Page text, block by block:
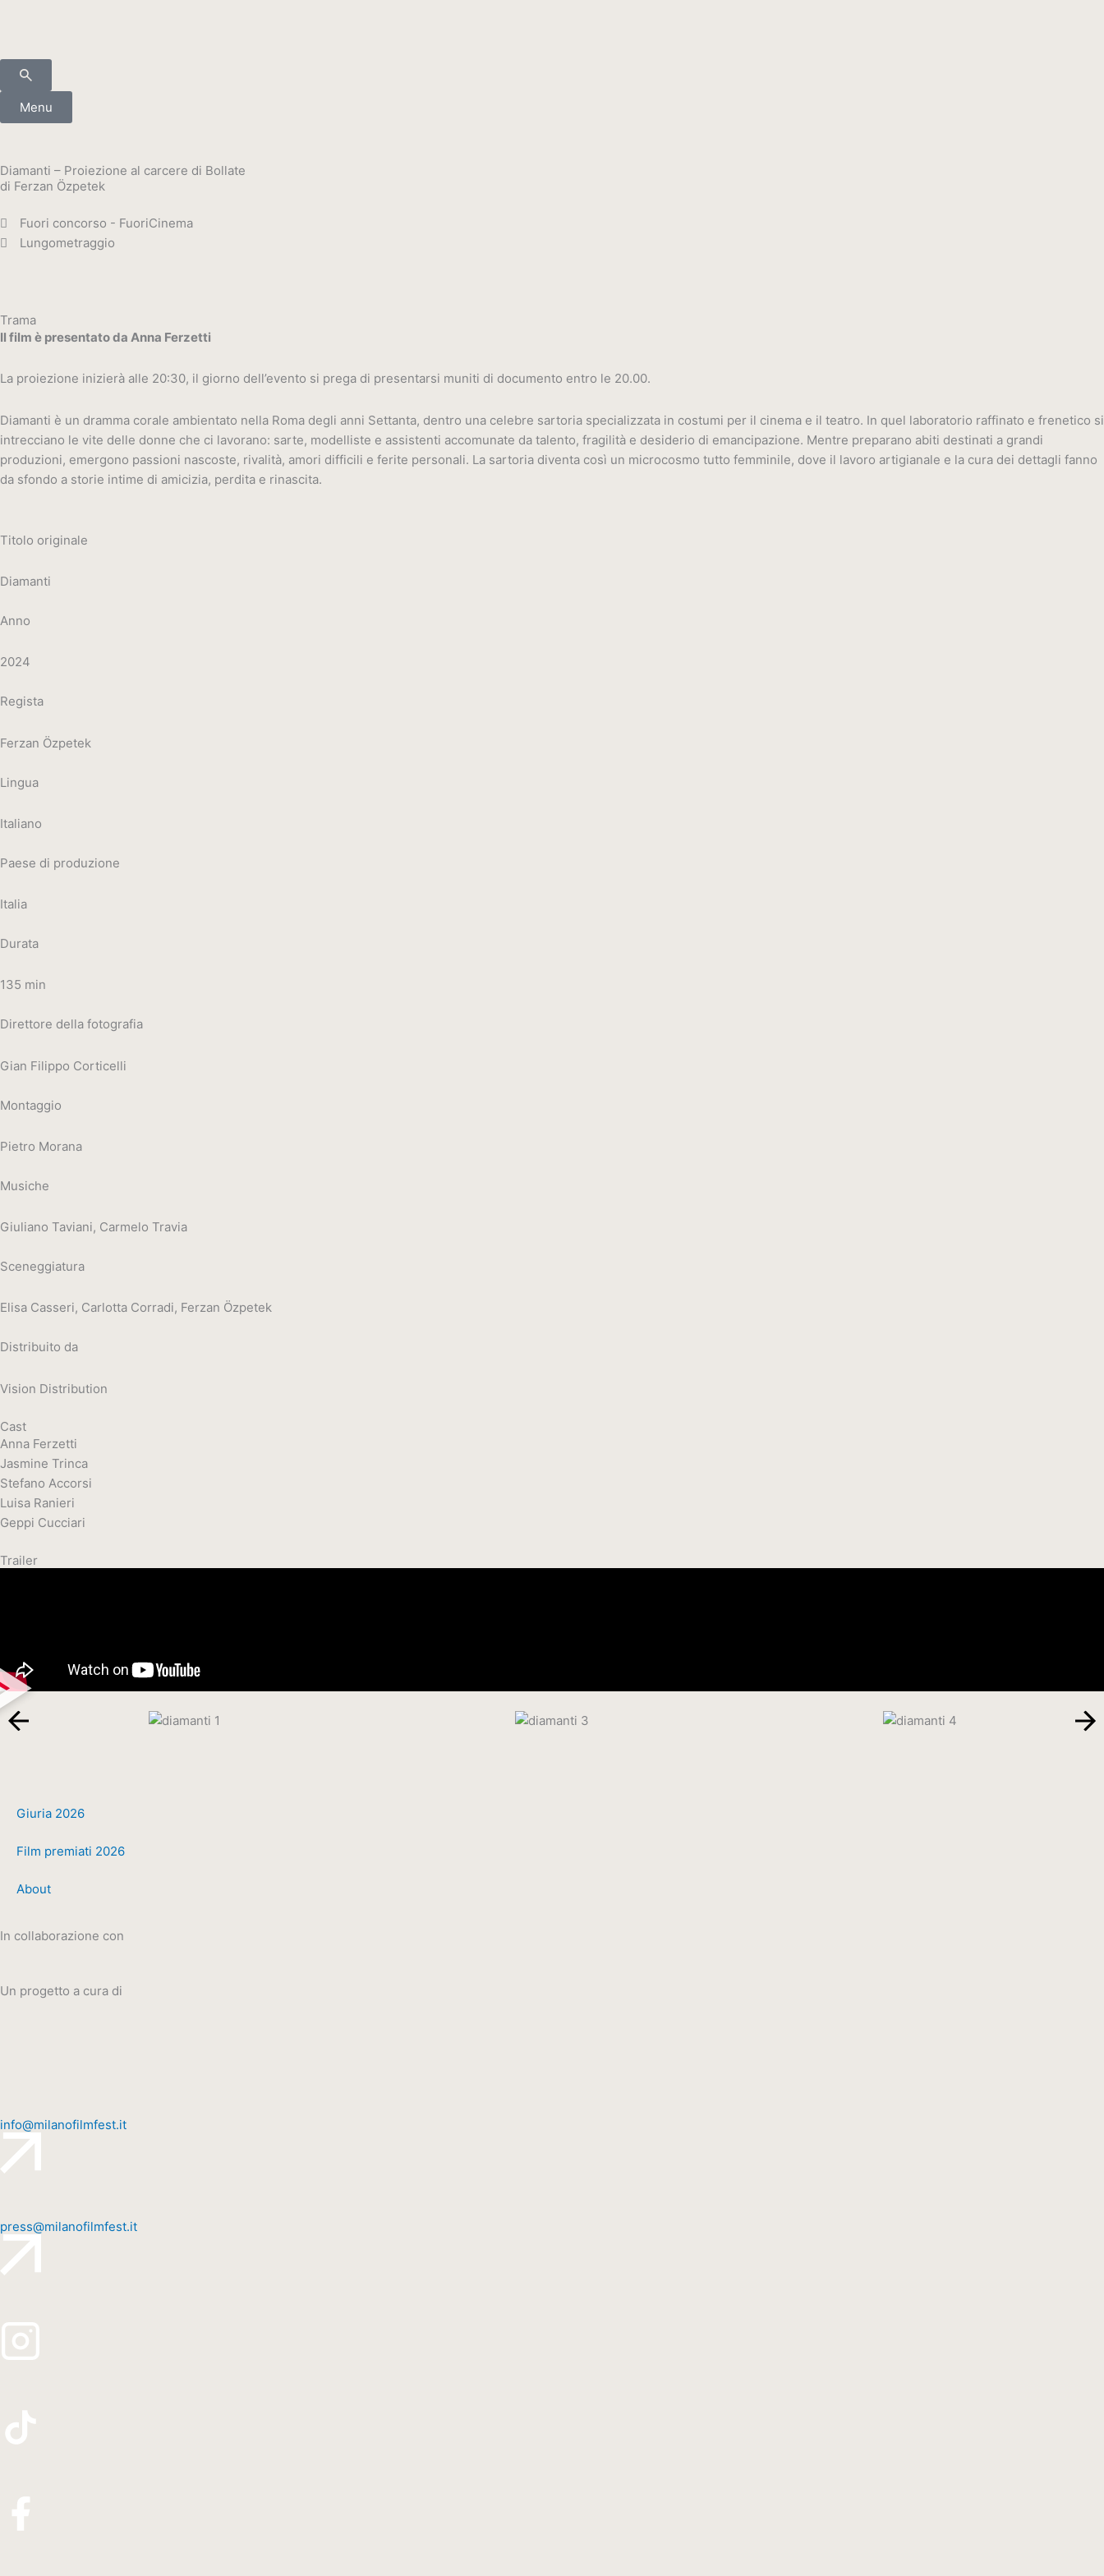
Menu
Diamanti – Proiezione al carcere di Bollate
di Ferzan Özpetek
Fuori concorso - FuoriCinema
Lungometraggio
Trama
Il film è presentato da Anna Ferzetti
La proiezione inizierà alle 20:30, il giorno dell’evento si prega di presentarsi muniti di documento entro le 20.00.
Diamanti è un dramma corale ambientato nella Roma degli anni Settanta, dentro una celebre sartoria specializzata in costumi per il cinema e il teatro. In quel laboratorio raffinato e frenetico si
intrecciano le vite delle donne che ci lavorano: sarte, modelliste e assistenti accomunate da talento, fragilità e desiderio di emancipazione. Mentre preparano abiti destinati a grandi
produzioni, emergono passioni nascoste, rivalità, amori difficili e ferite personali. La sartoria diventa così un microcosmo tutto femminile, dove il lavoro artigianale e la cura dei dettagli fanno
da sfondo a storie intime di amicizia, perdita e rinascita.
Titolo originale
Diamanti
Anno
2024
Regista
Ferzan Özpetek
Lingua
Italiano
Paese di produzione
Italia
Durata
135 min
Direttore della fotografia
Gian Filippo Corticelli
Montaggio
Pietro Morana
Musiche
Giuliano Taviani, Carmelo Travia
Sceneggiatura
Elisa Casseri, Carlotta Corradi, Ferzan Özpetek
Distribuito da
Vision Distribution
Cast
Anna Ferzetti
Jasmine Trinca
Stefano Accorsi
Luisa Ranieri
Geppi Cucciari
Trailer
Giuria 2026
Film premiati 2026
About
In collaborazione con
Un progetto a cura di
info@milanofilmfest.it
press@milanofilmfest.it